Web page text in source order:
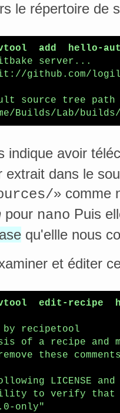
le répertoire de
add  hello-
server...
github.com/
source tree
indique avoir
extrait dans le
» comme
pour nano Puis
qu'ellle nous
et éditer
edit-recipe
by recipetool
of a recipe and
these
LICENSE
to verify that
only"